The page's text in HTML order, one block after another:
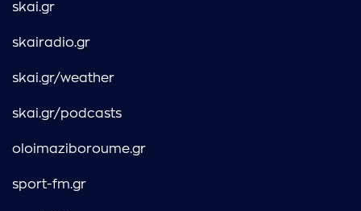
skai.gr
skairadio.gr
skai.gr/weather
skai.gr/podcasts
oloimaziboroume.gr
sport-fm.gr